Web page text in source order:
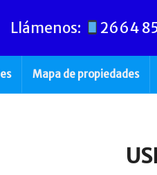
Llámenos: 2664
Mapa de propiedades